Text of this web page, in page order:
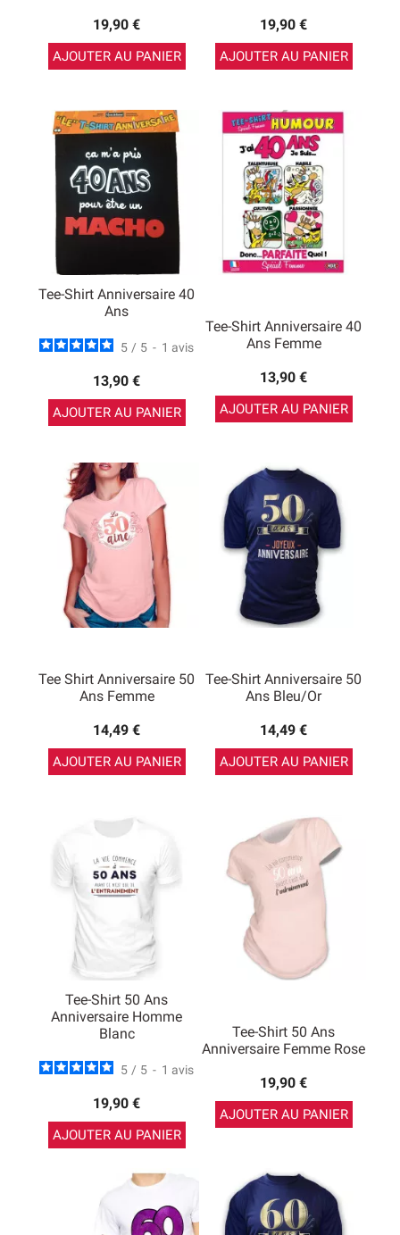
19,90 €
AJOUTER AU PANIER
19,90 €
AJOUTER AU PANIER
Tee-Shirt Anniversaire 40
Ans
5 / 5 - 1 avis
13,90 €
AJOUTER AU PANIER
Tee-Shirt Anniversaire 40
Ans Femme
13,90 €
AJOUTER AU PANIER
Tee Shirt Anniversaire 50
Ans Femme
14,49 €
AJOUTER AU PANIER
Tee-Shirt Anniversaire 50
Ans Bleu/Or
14,49 €
AJOUTER AU PANIER
Tee-Shirt 50 Ans
Anniversaire Homme
Blanc
5 / 5 - 1 avis
19,90 €
AJOUTER AU PANIER
Tee-Shirt 50 Ans
Anniversaire Femme Rose
19,90 €
AJOUTER AU PANIER